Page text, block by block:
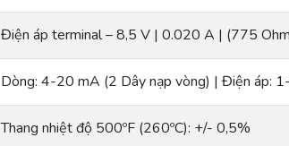
Điện áp terminal – 8,5 V | 0.020 A | (775
Dòng: 4-20 mA (2 Dây nạp vòng) | Điện áp:
Thang nhiệt độ 500ºF (260ºC): +/- 0,5%